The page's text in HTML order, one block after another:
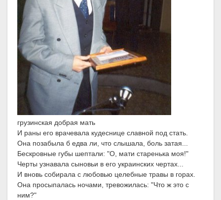
грузинская добрая мать
И раны его врачевала кудеснице славной под стать.
Она позабыла б едва ли, что слышала, боль затая...
Бескровные губы шептали: "О, мати старенька моя!"
Черты узнавала сыновьи в его украинских чертах...
И вновь собирала с любовью целебные травы в горах.
Она просыпалась ночами, тревожилась: "Что ж это с
ним?"